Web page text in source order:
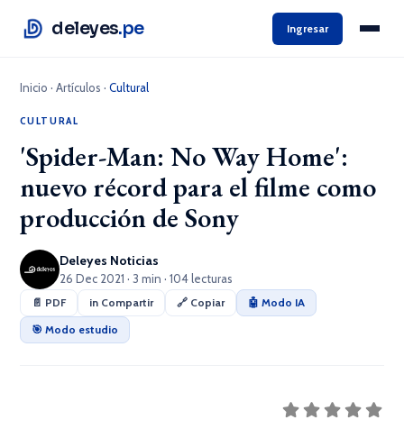
deleyes.pe Ingresar
Inicio ·Artículos ·Cultural
CULTURAL
'Spider-Man: No Way Home':
nuevo récord para el filme como
producción de Sony
Deleyes Noticias
26 Dec 2021 · 3 min · 104 lecturas
📄 PDF in Compartir 🔗 Copiar
🤖 Modo IA
🎯 Modo estudio